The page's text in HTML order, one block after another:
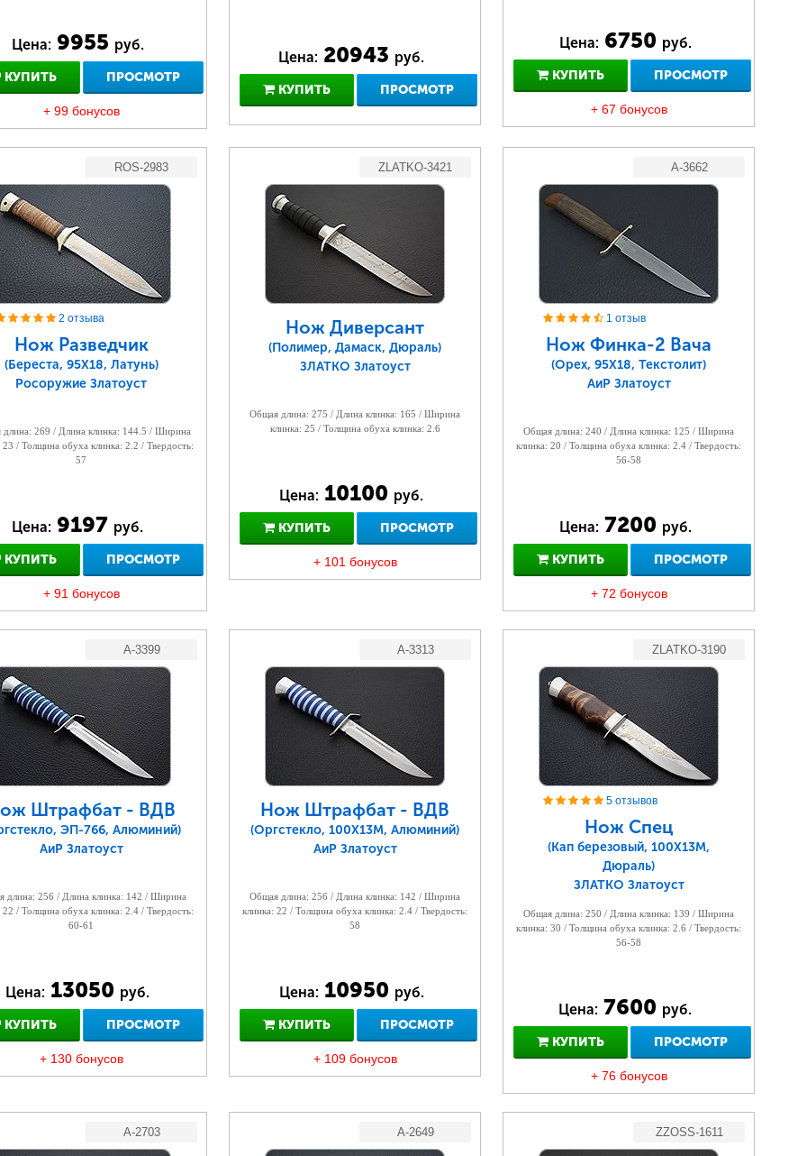
Цена: 9955 руб.
КУПИТЬ ПРОСМОТР
+ 99 бонусов
Цена: 20943 руб.
КУПИТЬ ПРОСМОТР
Цена: 6750 руб.
КУПИТЬ ПРОСМОТР
+ 67 бонусов
ROS-2983
2 отзыва
Нож Разведчик
(Береста, 95Х18, Латунь)
Росоружие Златоуст
269 / Длина клинка: 144.5 / Ширина
23 / Толщина обуха клинка: 2.2 / Твердость:
57
Цена: 9197 руб.
КУПИТЬ ПРОСМОТР
+ 91 бонусов
ZLATKO-3421
Нож Диверсант
(Полимер, Дамаск, Дюраль)
ЗЛАТКО Златоуст
Общая длина: 275 / Длина клинка: 165 / Ширина
клинка: 25 / Толщина обуха клинка: 2.6
Цена: 10100 руб.
КУПИТЬ ПРОСМОТР
+ 101 бонусов
A-3662
1 отзыв
Нож Финка-2 Вача
(Орех, 95Х18, Текстолит)
АиР Златоуст
Общая длина: 240 / Длина клинка: 125 / Ширина
клинка: 20 / Толщина обуха клинка: 2.4 / Твердость:
56-58
Цена: 7200 руб.
КУПИТЬ ПРОСМОТР
+ 72 бонусов
A-3399
Штрафбат - ВДВ
ЭП-766, Алюминий)
АиР Златоуст
длина: 256 / Длина клинка: 142 / Ширина
22 / Толщина обуха клинка: 2.4 / Твердость:
60-61
Цена: 13050 руб.
КУПИТЬ ПРОСМОТР
+ 130 бонусов
A-3313
Нож Штрафбат - ВДВ
(Оргстекло, 100Х13М, Алюминий)
АиР Златоуст
Общая длина: 256 / Длина клинка: 142 / Ширина
клинка: 22 / Толщина обуха клинка: 2.4 / Твердость:
58
Цена: 10950 руб.
КУПИТЬ ПРОСМОТР
+ 109 бонусов
ZLATKO-3190
5 отзывов
Нож Спец
(Кап березовый, 100Х13М,
Дюраль)
ЗЛАТКО Златоуст
Общая длина: 250 / Длина клинка: 139 / Ширина
клинка: 30 / Толщина обуха клинка: 2.6 / Твердость:
56-58
Цена: 7600 руб.
КУПИТЬ ПРОСМОТР
+ 76 бонусов
A-2703 A-2649 ZZOSS-1611